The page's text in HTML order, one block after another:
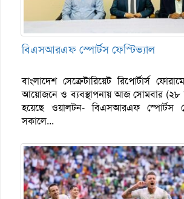
বিএসআরএফ স্পোর্টস ফেস্টিভ্যাল
বাংলাদেশ সেক্রেটারিয়েট রিপোর্টার্স
আয়োজনে ও ব্যবস্থাপনায় আজ সোমবার (২৮
হয়েছে ওয়ালটন- বিএসআরএফ স্পোর্টস
সকালে...